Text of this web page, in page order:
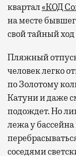
квартал«КОД
на месте
свой тайный
Пляжный
человек легко
по Золотому
Катуни и даже
подождет. Но
лежа у
соседями